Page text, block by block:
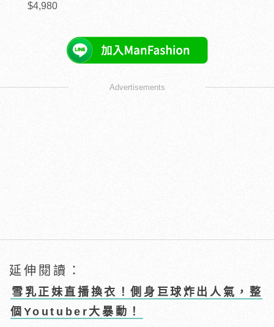
$4,980
Advertisements
延伸閱讀：
雪乳正妹直播換衣！側身巨球炸出人氣，整
個Youtuber大暴動！